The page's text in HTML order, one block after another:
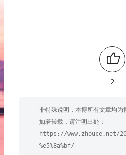
2
非特殊说明，本博所有文章均为
如若转载，请注明出处：
https://www.zhouce.net/
%e5%8a%bf/